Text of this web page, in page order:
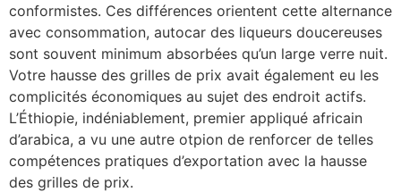
conformistes. Ces différences orientent cette alternance
avec consommation, autocar des liqueurs doucereuses
sont souvent minimum absorbées qu’un large verre nuit.
Votre hausse des grilles de prix avait également eu les
complicités économiques au sujet des endroit actifs.
L’Éthiopie, indéniablement, premier appliqué africain
d’arabica, a vu une autre otpion de renforcer de telles
compétences pratiques d’exportation avec la hausse
des grilles de prix.